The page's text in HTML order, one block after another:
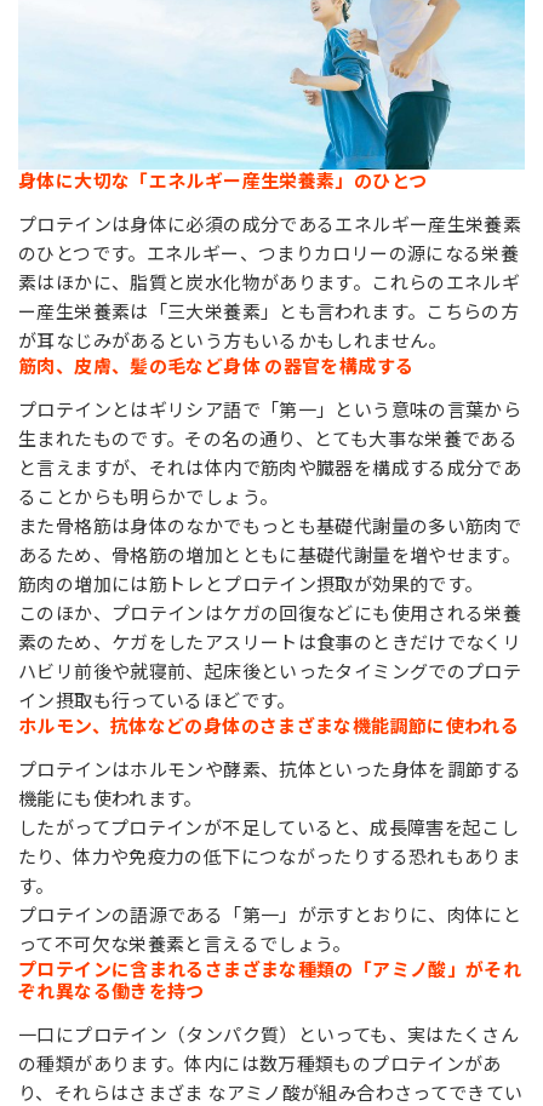
身体に大切な「エネルギー産生栄養素」のひとつ
プロテインは身体に必須の成分であるエネルギー産生栄養素
のひとつです。エネルギー、つまりカロリーの源になる栄養
素はほかに、脂質と炭水化物があります。これらのエネルギ
ー産生栄養素は「三大栄養素」とも言われます。こちらの方
が耳なじみがあるという方もいるかもしれません。
筋肉、皮膚、髪の毛など身体 の器官を構成する
プロテインとはギリシア語で「第一」という意味の言葉から
生まれたものです。その名の通り、とても大事な栄養である
と言えますが、それは体内で筋肉や臓器を構成する成分であ
ることからも明らかでしょう。
また骨格筋は身体のなかでもっとも基礎代謝量の多い筋肉で
あるため、骨格筋の増加とともに基礎代謝量を増やせます。
筋肉の増加には筋トレとプロテイン摂取が効果的です。
このほか、プロテインはケガの回復などにも使用される栄養
素のため、ケガをしたアスリートは食事のときだけでなくリ
ハビリ前後や就寝前、起床後といったタイミングでのプロテ
イン摂取も行っているほどです。
ホルモン、抗体などの身体のさまざまな機能調節に使われる
プロテインはホルモンや酵素、抗体といった身体を調節する
機能にも使われます。
したがってプロテインが不足していると、成長障害を起こし
たり、体力や免疫力の低下につながったりする恐れもありま
す。
プロテインの語源である「第一」が示すとおりに、肉体にと
って不可欠な栄養素と言えるでしょう。
プロテインに含まれるさまざまな種類の「アミノ酸」がそれ
ぞれ異なる働きを持つ
一口にプロテイン（タンパク質）といっても、実はたくさん
の種類があります。体内には数万種類ものプロテインがあ
り、それらはさまざま なアミノ酸が組み合わさってできてい